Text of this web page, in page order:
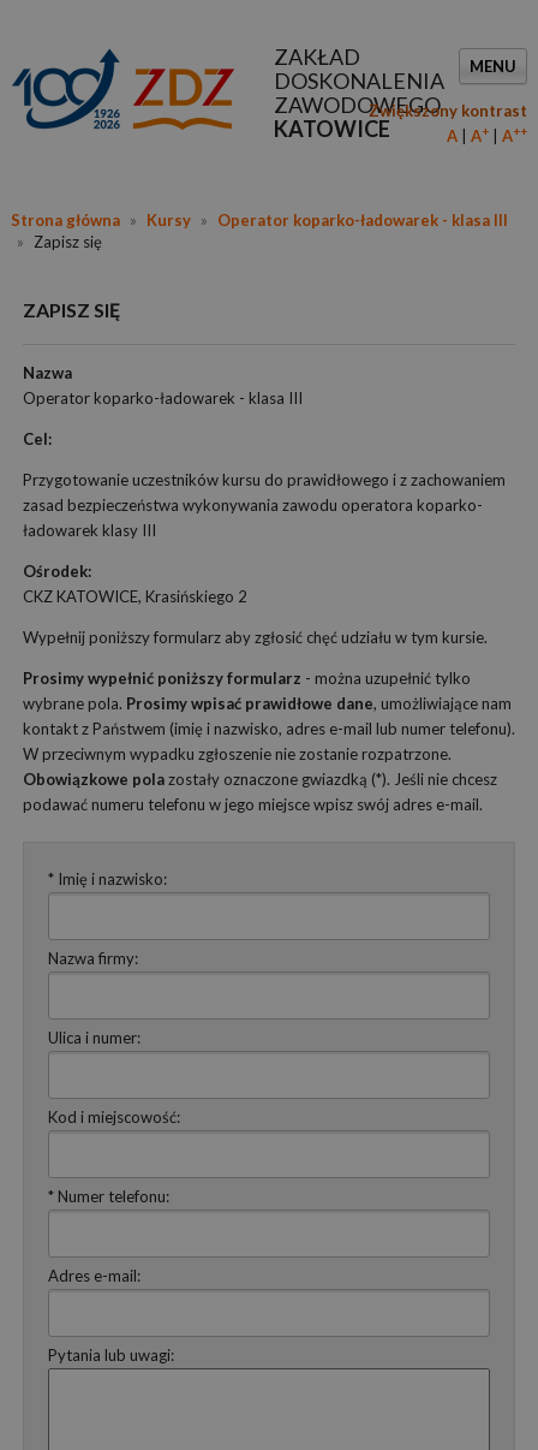
ZAKŁAD
DOSKONALENIA
ZAWODOWEGO
KATOWICE
MENU
Zwiększony kontrast
A
A+ A++
Strona główna » Kursy »
Operator koparko-ładowarek - klasa III
»
Zapisz się
ZAPISZ SIĘ
Nazwa
Operator koparko-ładowarek - klasa III
Cel:
Przygotowanie uczestników kursu do prawidłowego i z zachowaniem
zasad bezpieczeństwa wykonywania zawodu operatora koparko-
ładowarek klasy III
Ośrodek:
CKZ KATOWICE, Krasińskiego 2
Wypełnij poniższy formularz aby zgłosić chęć udziału w tym kursie.
Prosimy wypełnić poniższy formularz - można uzupełnić tylko
wybrane pola. Prosimy wpisać prawidłowe dane, umożliwiające nam
kontakt z Państwem (imię i nazwisko, adres e-mail lub numer telefonu).
W przeciwnym wypadku zgłoszenie nie zostanie rozpatrzone.
Obowiązkowe polazostały oznaczone gwiazdką (*). Jeśli nie chcesz
podawać numeru telefonu w jego miejsce wpisz swój adres e-mail.
* Imię i nazwisko:
Nazwa firmy:
Ulica i numer:
Kod i miejscowość:
* Numer telefonu:
Adres e-mail:
Pytania lub uwagi: